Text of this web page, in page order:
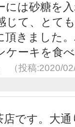
には砂糖を
じて、とて
頂きました
ケーキを食
（投稿:2020/
です。大